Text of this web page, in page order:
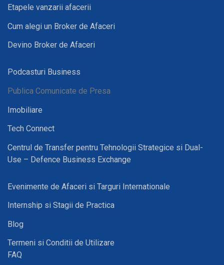
Etapele vanzarii afacerii
Cum alegi un Broker de Afaceri
Devino Broker de Afaceri
Podcasturi Business
Publica Comunicate de Presa
Imobiliare
Tech Connect
Centrul de Transfer pentru Tehnologii Strategice si Dual-
Use – Defence Business Exchange
Evenimente de Afaceri si Targuri Internationale
Internship si Stagii de Practica
Blog
Termeni si Conditii de Utilizare
FAQ